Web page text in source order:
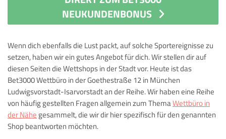
NEUKUNDENBONUS
Wenn dich ebenfalls die Lust packt, auf solche Sportereignisse zu
setzen, haben wir ein gutes Angebot für dich. Wir stellen dir auf
diesen Seiten die Wettshops in der Stadt vor. Heute ist das
Bet3000 Wettbüro in der Goethestraße 12 in München
Ludwigsvorstadt-Isarvorstadt an der Reihe. Wir haben eine Reihe
von häufig gestellten Fragen allgemein zum ThemaWettbüro in
der Nähe gesammelt, die wir dir hier spezifisch für den genannten
Shop beantworten möchten.